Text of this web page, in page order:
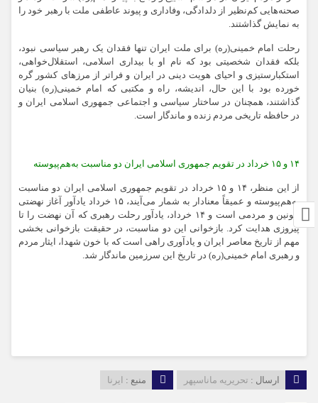
صحنه‌هایی کم‌نظیر از دلدادگی، وفاداری و پیوند عاطفی ملت با رهبر خود را
به نمایش گذاشتند.
رحلت امام خمینی(ره) برای ملت ایران تنها فقدان یک رهبر سیاسی نبود،
بلکه فقدان شخصیتی بود که نام او با بیداری اسلامی، استقلال‌خواهی،
استکبارستیزی و احیای هویت دینی در ایران و فراتر از مرزهای کشور گره
خورده بود با این حال، اندیشه، راه و مکتبی که امام خمینی(ره) بنیان
گذاشتند، همچنان در ساختار سیاسی و اجتماعی جمهوری اسلامی ایران و
در حافظه تاریخی مردم زنده و ماندگار است.
۱۴ و ۱۵ خرداد در تقویم جمهوری اسلامی ایران دو مناسبت به‌هم‌پیوسته
از این منظر، ۱۴ و ۱۵ خرداد در تقویم جمهوری اسلامی ایران دو مناسبت
به‌هم‌پیوسته و عمیقاً معنادار به شمار می‌آیند، ۱۵ خرداد یادآور آغاز نهضتی
خونین و مردمی است و ۱۴ خرداد، یادآور رحلت رهبری که آن نهضت را تا
پیروزی هدایت کرد. بازخوانی این دو مناسبت، در حقیقت بازخوانی بخشی
مهم از تاریخ معاصر ایران و یادآوری راهی است که با خون شهدا، ایثار مردم
و رهبری امام خمینی(ره) در تاریخ این سرزمین ماندگار شد.
ارسال : تحریریه ماناسپهر منبع : ایرنا